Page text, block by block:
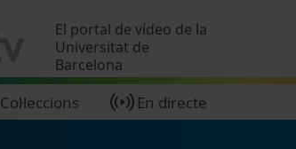
El portal de vídeo de la
Universitat de
Barcelona
Col·leccions En directe